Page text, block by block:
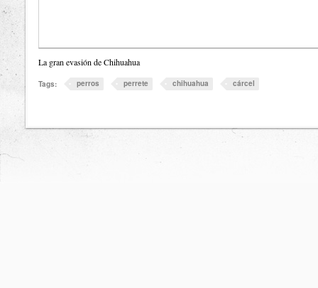
La gran evasión de Chihuahua
Tags: perros perrete chihuahua cárcel